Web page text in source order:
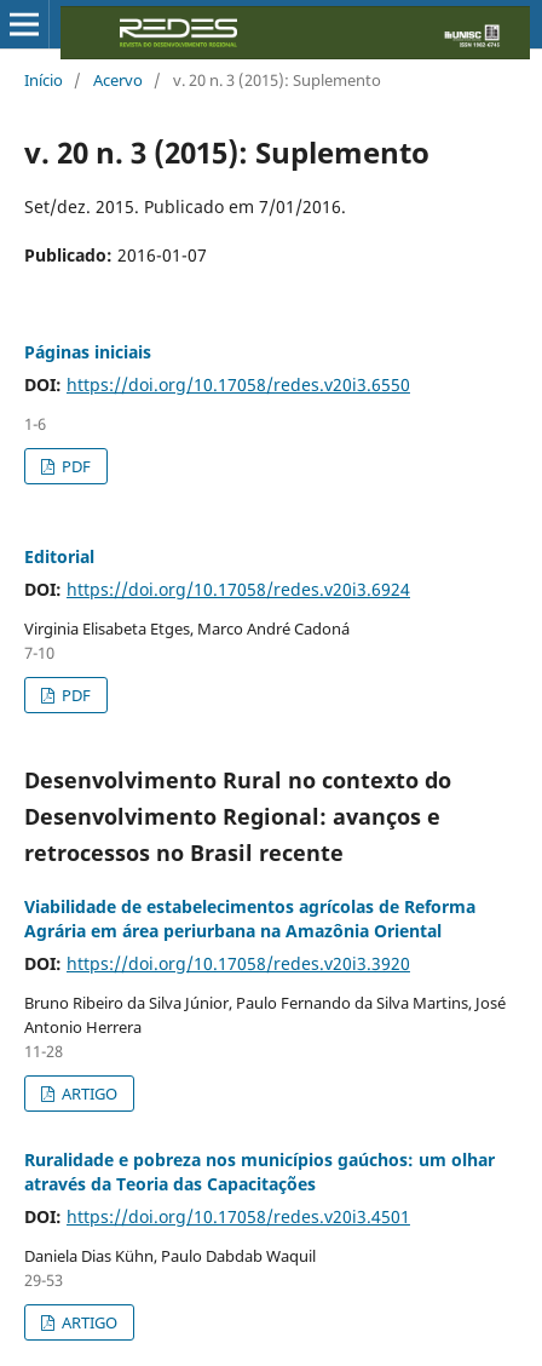
Início / Acervo / v. 20 n. 3 (2015): Suplemento
v. 20 n. 3 (2015): Suplemento
Set/dez. 2015. Publicado em 7/01/2016.
Publicado: 2016-01-07
Páginas iniciais
DOI: https://doi.org/10.17058/redes.v20i3.6550
1-6
PDF
Editorial
DOI: https://doi.org/10.17058/redes.v20i3.6924
Virginia Elisabeta Etges, Marco André Cadoná
7-10
PDF
Desenvolvimento Rural no contexto do
Desenvolvimento Regional: avanços e
retrocessos no Brasil recente
Viabilidade de estabelecimentos agrícolas de Reforma
Agrária em área periurbana na Amazônia Oriental
DOI: https://doi.org/10.17058/redes.v20i3.3920
Bruno Ribeiro da Silva Júnior, Paulo Fernando da Silva Martins, José
Antonio Herrera
11-28
ARTIGO
Ruralidade e pobreza nos municípios gaúchos: um olhar
através da Teoria das Capacitações
DOI: https://doi.org/10.17058/redes.v20i3.4501
Daniela Dias Kühn, Paulo Dabdab Waquil
29-53
ARTIGO